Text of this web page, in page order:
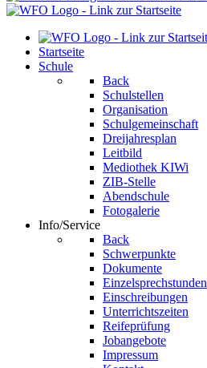
Startseite
Schule
Back
Schulstellen
Organisation
Schulgemeinschaft
Dreijahresplan
Leitbild
Mediothek KIWi
ZIB-Stelle
Abendschule
Fotogalerie
Info/Service
Back
Schwerpunkte
Dokumente
Einzelsprechstunden
Einschreibungen
Unterrichtszeiten
Reifeprüfung
Jobangebote
Impressum